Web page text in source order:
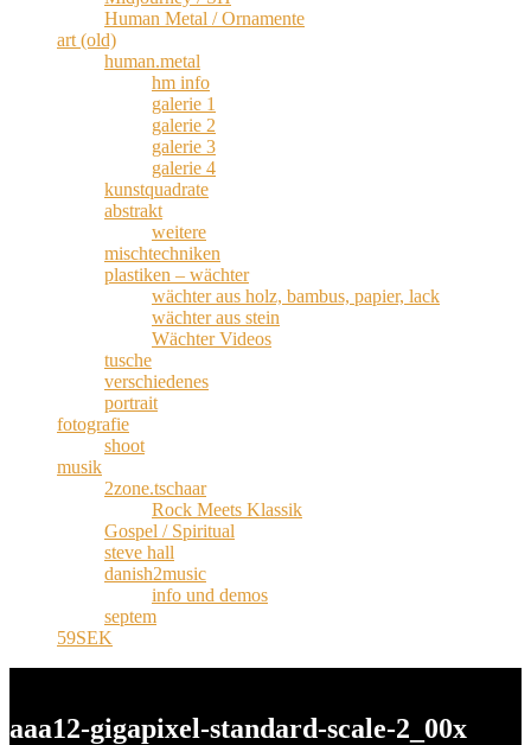
Human Metal / Ornamente
art (old)
human.metal
hm info
galerie 1
galerie 2
galerie 3
galerie 4
kunstquadrate
abstrakt
weitere
mischtechniken
plastiken – wächter
wächter aus holz, bambus, papier, lack
wächter aus stein
Wächter Videos
tusche
verschiedenes
portrait
fotografie
shoot
musik
2zone.tschaar
Rock Meets Klassik
Gospel / Spiritual
steve hall
danish2music
info und demos
septem
59SEK
aaa12-gigapixel-standard-scale-2_00x